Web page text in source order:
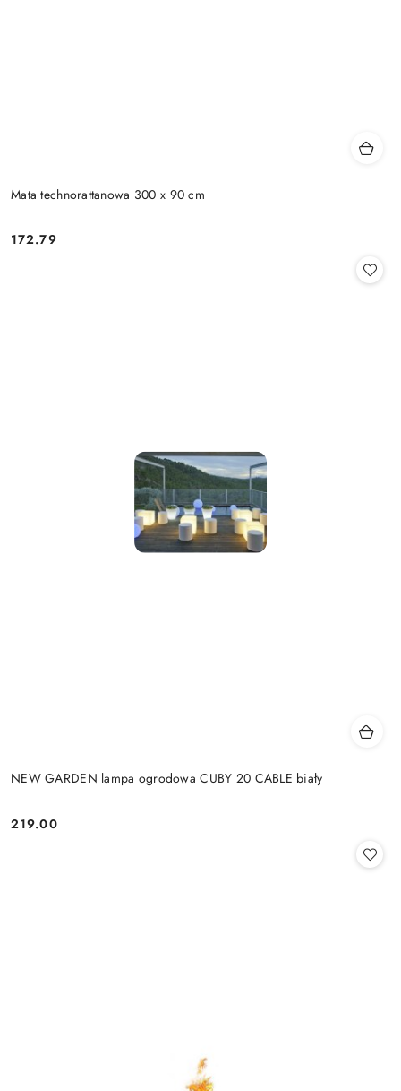
Mata technorattanowa 300 x 90 cm
Cena:
172.79
NEW GARDEN lampa ogrodowa CUBY 20 CABLE biały
Cena:
219.00